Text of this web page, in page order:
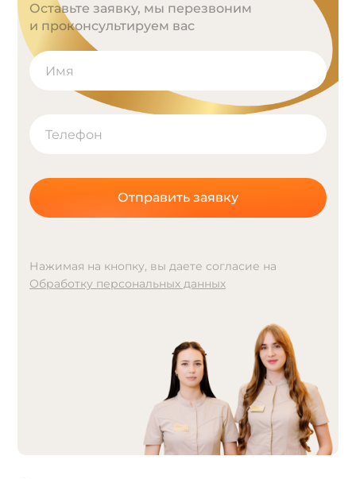
Оставьте заявку, мы перезвоним
и проконсультируем вас
Отправить заявку
Нажимая на кнопку, вы даете согласие на
Обработку персональных данных